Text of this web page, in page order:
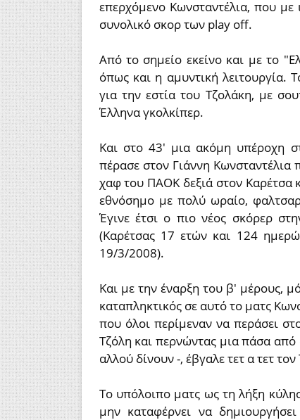
επερχόμενο Κωνσταντέλια, που με
συνολικό σκορ των play off.
Από το σημείο εκείνο και με το
όπως και η αμυντική λειτουργία.
για την εστία του Τζολάκη, με
Έλληνα γκολκίπερ.
Και στο 43' μια ακόμη υπέροχη
πέρασε στον Γιάννη
χαφ του ΠΑΟΚ δεξιά στον Καρέτσα
εθνόσημο με πολύ ωραίο,
Έγινε έτσι ο πιο νέος σκόρερ
(Καρέτσας 17 ετών και 124
19/3/2008).
Και με την έναρξη του β' μέρους,
καταπληκτικός σε αυτό το ματς
που όλοι περίμεναν να περάσει
Τζόλη και περνώντας μια πάσα
αλλού δίνουν -, έβγαλε τετ α τετ
Το υπόλοιπο ματς ως τη λήξη
μην καταφέρνει να